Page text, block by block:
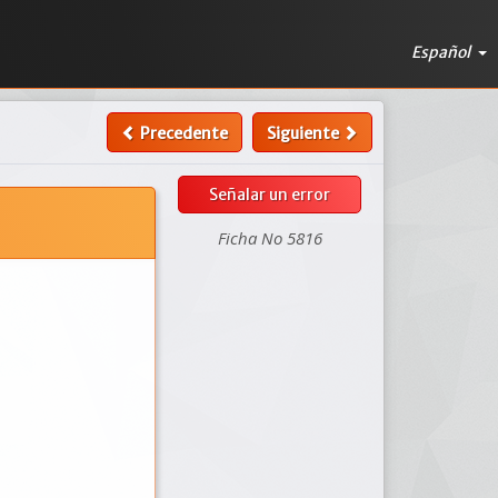
Español
Precedente Siguiente
Señalar un error
Ficha No 5816